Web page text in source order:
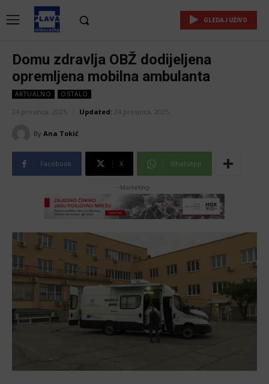
GLEDAJ UŽIVO
Domu zdravlja OBŽ dodijeljena
opremljena mobilna ambulanta
AKTUALNO OSTALO
24 prosinca, 2025 Updated: 24 prosinca, 2025
By Ana Tokić
Facebook X WhatsApp
-Marketing-